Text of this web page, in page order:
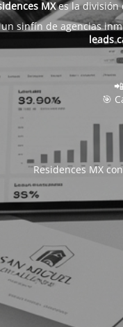
MXes la división
un sinfín de agencias
leads
🎯
Residences MX